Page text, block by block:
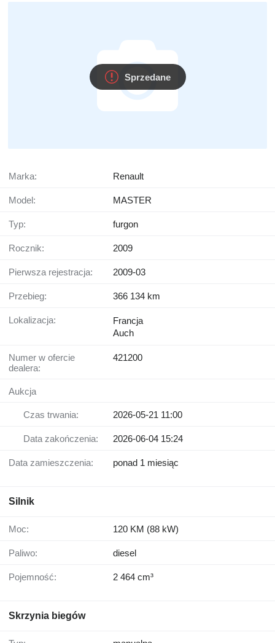
Sprzedane
Marka: Renault
Model: MASTER
Typ: furgon
Rocznik: 2009
Pierwsza rejestracja: 2009-03
Przebieg: 366 134 km
Lokalizacja:
Francja
Auch
Numer w ofercie
dealera:
421200
Aukcja
Czas trwania: 2026-05-21 11:00
Data zakończenia: 2026-06-04 15:24
Data zamieszczenia: ponad 1 miesiąc
Silnik
Moc: 120 KM (88 kW)
Paliwo: diesel
Pojemność: 2 464 cm³
Skrzynia biegów